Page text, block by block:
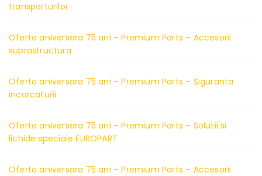
transporturilor
Oferta aniversara 75 ani – Premium Parts – Accesorii
suprastructura
Oferta aniversara 75 ani – Premium Parts – Siguranta
incarcaturii
Oferta aniversara 75 ani – Premium Parts – Solutii si
lichide speciale EUROPART
Oferta aniversara 75 ani – Premium Parts – Accesorii